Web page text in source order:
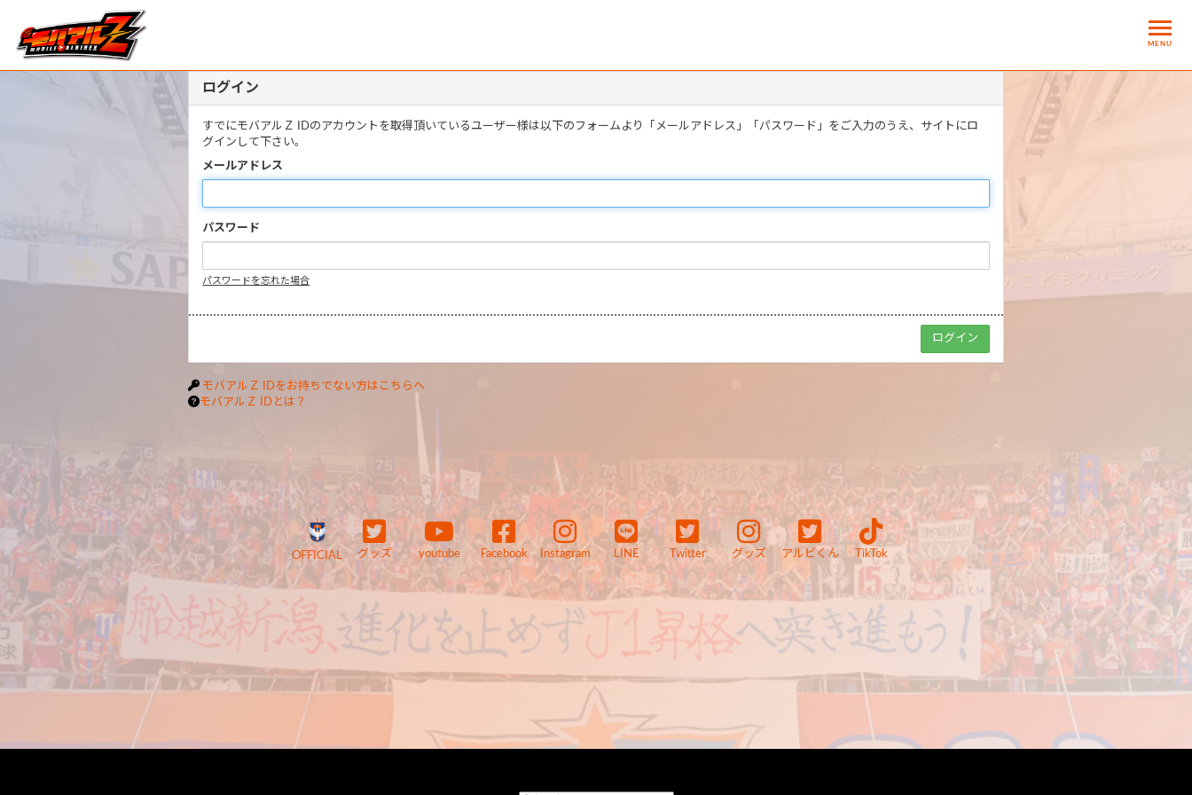
MENU
ログイン
すでにモバアルＺ IDのアカウントを取得頂いているユーザー様は以下のフォームより「メールアドレス」「パスワード」をご入力のうえ、サイトにロ
グインして下さい。
メールアドレス
パスワード
パスワードを忘れた場合
モバアルＺ IDをお持ちでない方はこちらへ
モバアルＺ IDとは？
OFFICIAL グッズ youtube Facebook Instagram LINE Twitter グッズ アルビくん TikTok